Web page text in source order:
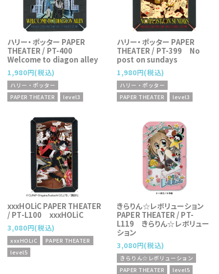
ハリー・ポッター PAPER
THEATER / PT-400
Welcome to diagon alley
1,980円(税込)
ハリー・ポッター
PAPER THEATER
level3
ハリー・ポッター PAPER
THEATER / PT-399 No
post on sundays
1,980円(税込)
ハリー・ポッター
PAPER THEATER
level3
xxxHOLiC PAPER THEATER
/ PT-L100 xxxHOLiC
3,080円(税込)
xxxHOLiC
PAPER THEATER
level5
きらりん☆レボリューション
PAPER THEATER / PT-
L119 きらりん☆レボリュー
ション
3,080円(税込)
きらりん☆レボリューション
PAPER THEATER
level5